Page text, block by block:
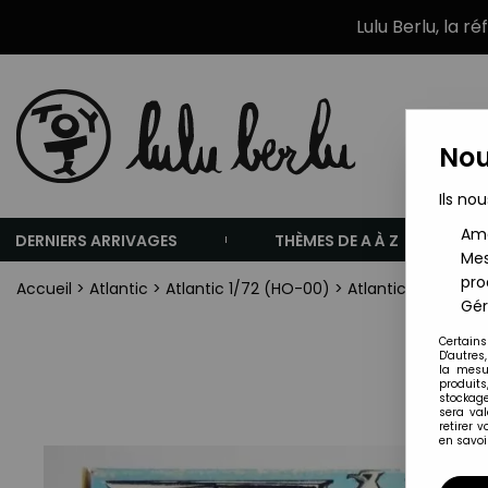
Lulu Berlu, la
DERNIERS ARRIVAGES THÈMES DE A À Z
Accueil > Atlantic > Atlantic 1/72 (HO-00) > Atlantic Série
Ils
la
sera
retirer
en